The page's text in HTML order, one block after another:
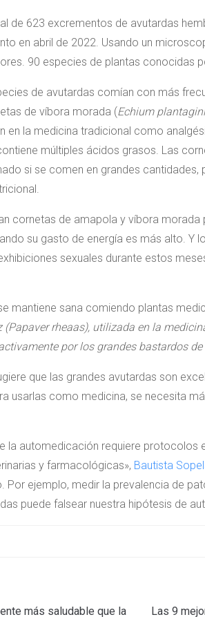
de 623 excrementos de avutardas
en abril de 2022. Usando un
90 especies de plantas conocidas
de avutardas comían con más
de víbora morada (Echium
en la medicina tradicional como
múltiples ácidos grasos. Las
si se comen en grandes
cornetas de amapola y víbora
su gasto de energía es más alto. Y
sexuales durante estos
(Papaver rheaas), utilizada en la
por los grandes bastardos
que las grandes avutardas son
usarlas como medicina, se necesita
la automedicación requiere protocolos
y farmacológicas», Bautista
Por ejemplo, medir la prevalencia de
puede falsear nuestra hipótesis de
más saludable que la
Las 9